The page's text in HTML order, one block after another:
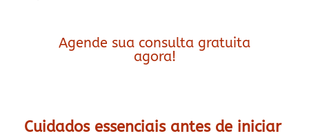
Agende sua consulta gratuita
agora!
Cuidados essenciais antes de iniciar